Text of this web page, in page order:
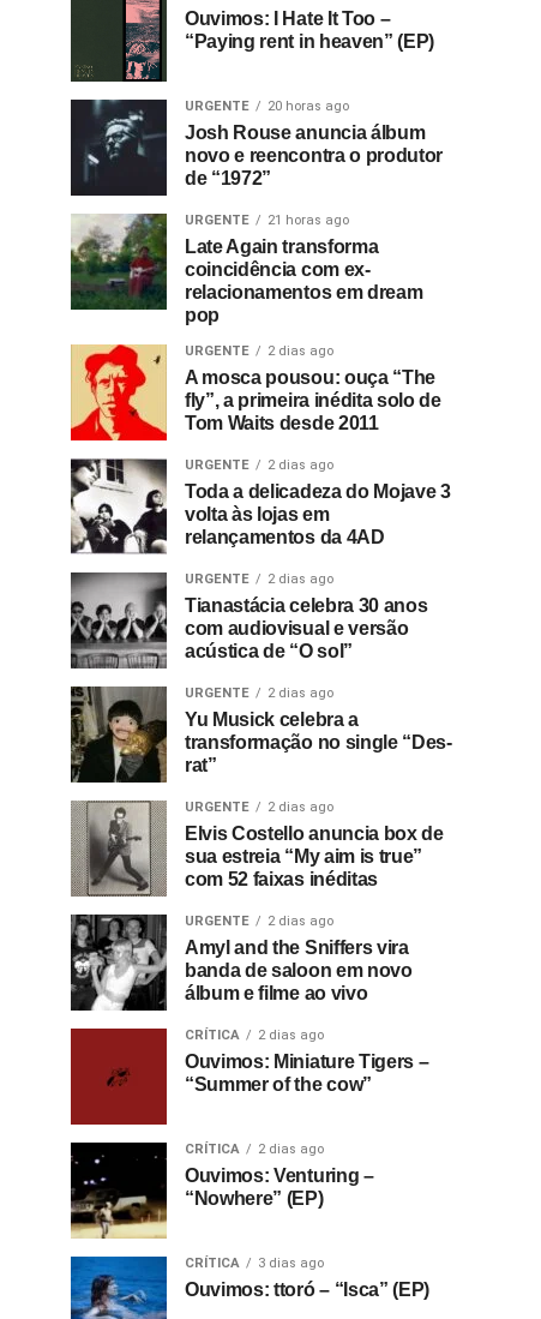
Ouvimos: I Hate It Too –
“Paying rent in heaven” (EP)
URGENTE 20 horas ago
Josh Rouse anuncia álbum
novo e reencontra o produtor
de “1972”
URGENTE 21 horas ago
Late Again transforma
coincidência com ex-
relacionamentos em dream
pop
URGENTE 2 dias ago
A mosca pousou: ouça “The
fly”, a primeira inédita solo de
Tom Waits desde 2011
URGENTE 2 dias ago
Toda a delicadeza do Mojave 3
volta às lojas em
relançamentos da 4AD
URGENTE 2 dias ago
Tianastácia celebra 30 anos
com audiovisual e versão
acústica de “O sol”
URGENTE 2 dias ago
Yu Musick celebra a
transformação no single “Des-
rat”
URGENTE 2 dias ago
Elvis Costello anuncia box de
sua estreia “My aim is true”
com 52 faixas inéditas
URGENTE 2 dias ago
Amyl and the Sniffers vira
banda de saloon em novo
álbum e filme ao vivo
CRÍTICA 2 dias ago
Ouvimos: Miniature Tigers –
“Summer of the cow”
CRÍTICA 2 dias ago
Ouvimos: Venturing –
“Nowhere” (EP)
CRÍTICA 3 dias ago
Ouvimos: ttoró – “Isca” (EP)